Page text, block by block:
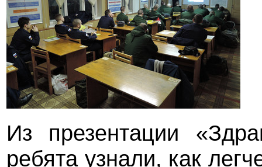
Из презентации
ребята узнали, как